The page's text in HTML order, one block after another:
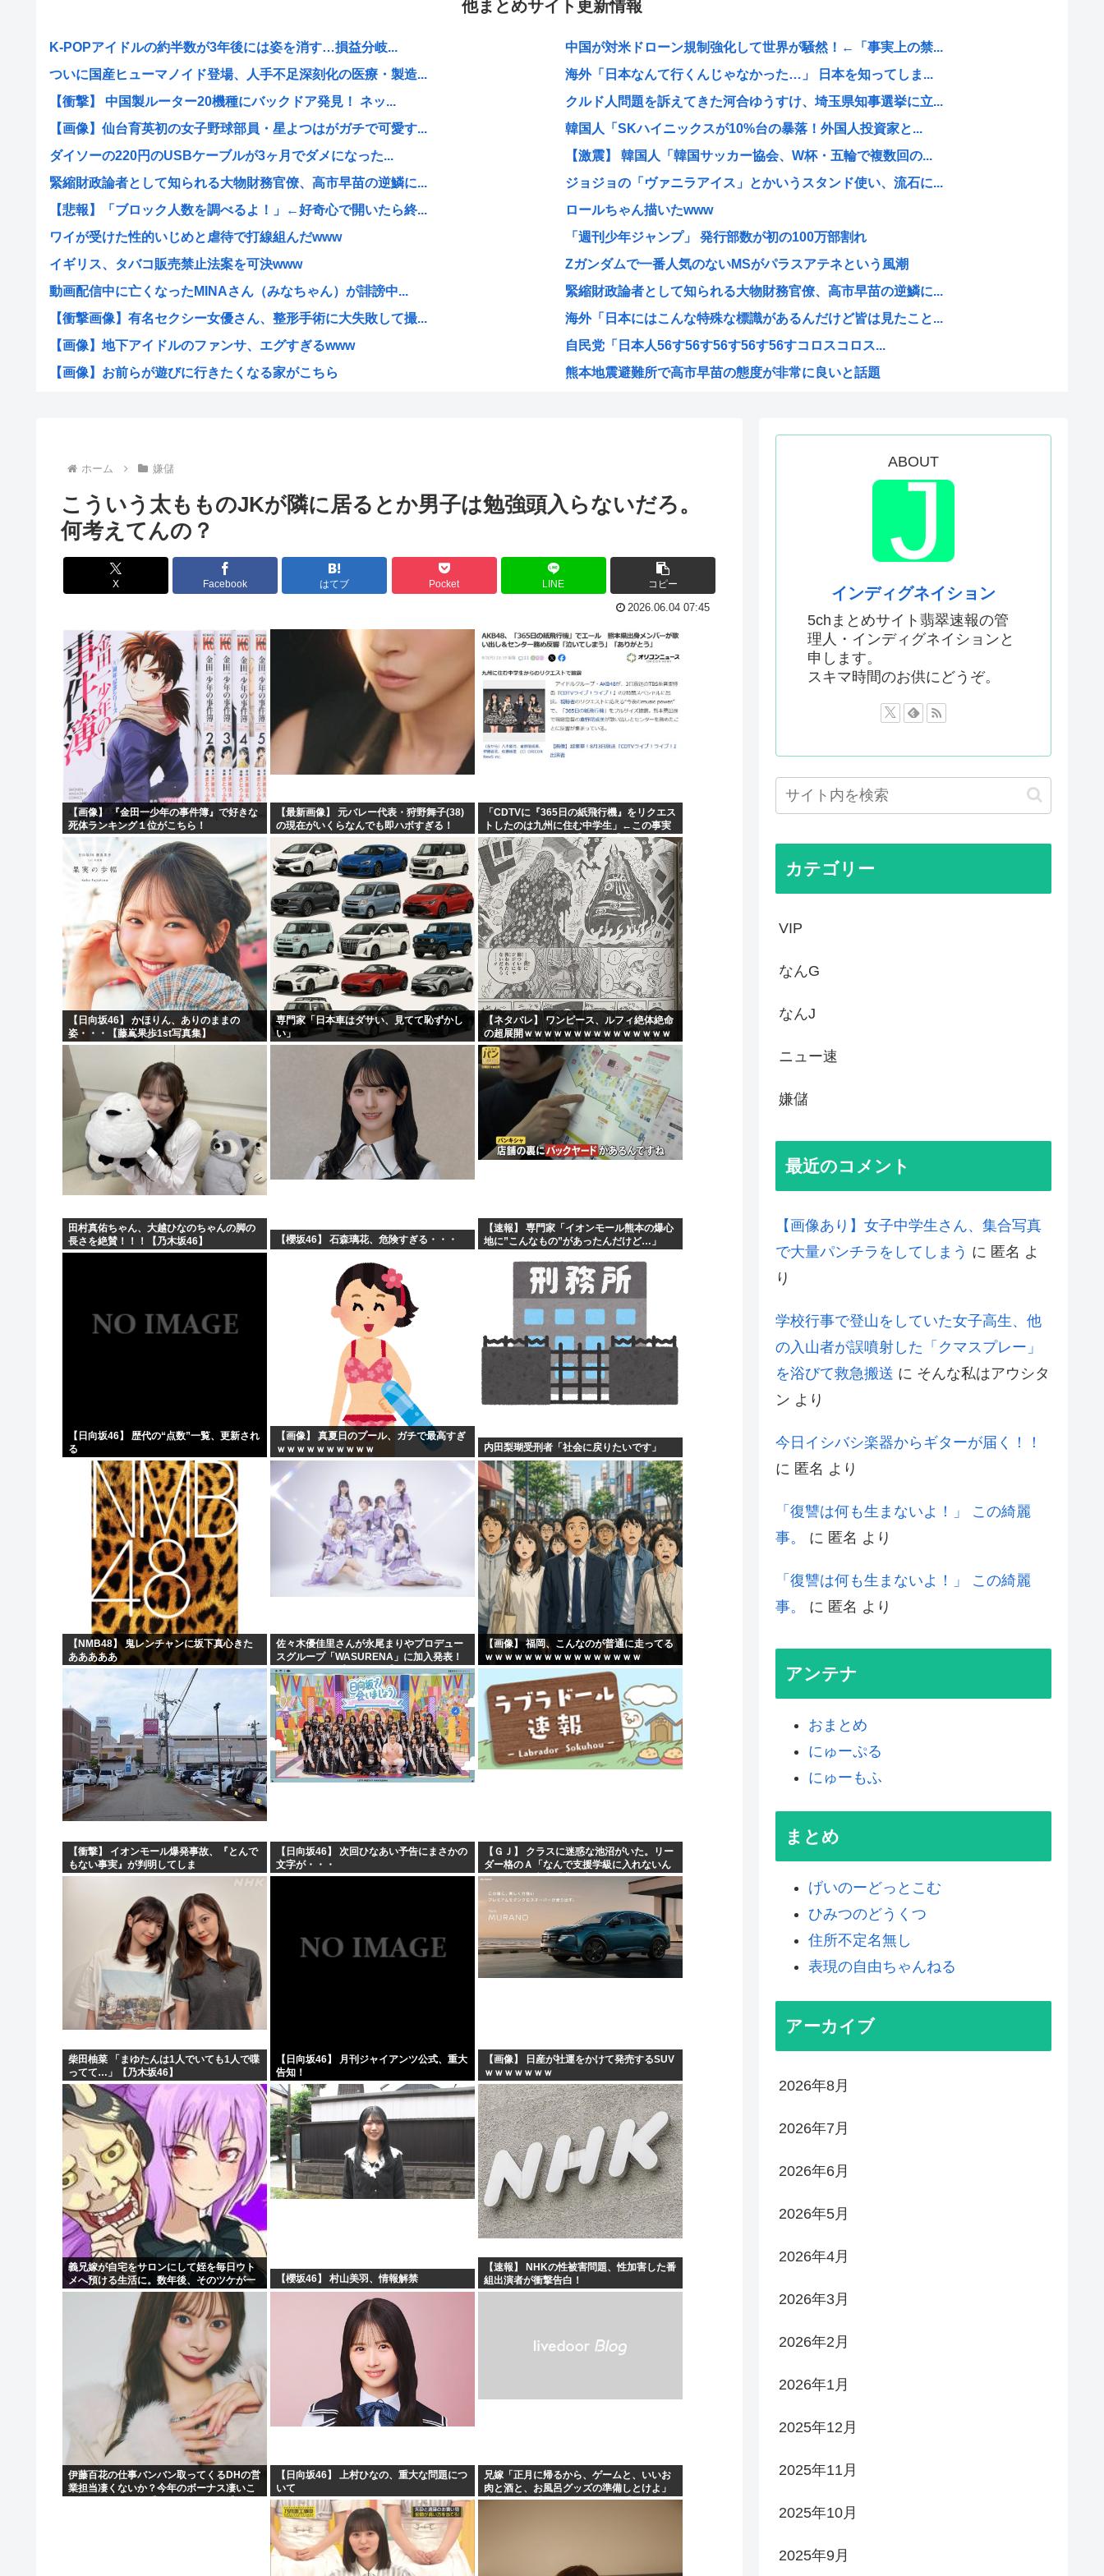
他まとめサイト更新情報
K-POPアイドルの約半数が3年後には姿を消す…損益分岐...
ついに国産ヒューマノイド登場、人手不足深刻化の医療・製造...
【衝撃】 中国製ルーター20機種にバックドア発見！ ネッ...
【画像】仙台育英初の女子野球部員・星よつはがガチで可愛す...
ダイソーの220円のUSBケーブルが3ヶ月でダメになった...
緊縮財政論者として知られる大物財務官僚、高市早苗の逆鱗に...
【悲報】「ブロック人数を調べるよ！」←好奇心で開いたら終...
ワイが受けた性的いじめと虐待で打線組んだwww
イギリス、タバコ販売禁止法案を可決www
動画配信中に亡くなったMINAさん（みなちゃん）が誹謗中...
【衝撃画像】有名セクシー女優さん、整形手術に大失敗して撮...
【画像】地下アイドルのファンサ、エグすぎるwww
【画像】お前らが遊びに行きたくなる家がこちら
高市早苗「消費税減税の財源は今から考える」
【戦後最長】日本、なんと74ヶ月連続で景気回復していた‥...
【画像】わんぱく日焼け女子中学生さん、発育が良すぎて「女...
【衝撃】ワイ「豆腐、150g×2丁で250円か…高いけど...
例の自殺配信、ウッキウキでXに拡散されまくるwww
【正論】今の20代「タモリっておもしろくないじゃん。笑っ...
【速報】全国の女子高生、お前らに苦言www
【画像あり】女子、整形に成功「この形の鼻が全女子の理想だ...
【衝撃】兵庫県斎藤知事、海外事業所を全て廃止へ「公務員が...
【悲報】上司さんからタコ殴りにされて被害届出したんやけど...
【驚愕】いまだに続いていると聞いてビビる漫画「ながされて...
【悲報】名探偵プリキュアさん、前作から売上を10億円も落...
中国が対米ドローン規制強化して世界が騒然！←「事実上の禁...
海外「日本なんて行くんじゃなかった…」 日本を知ってしま...
クルド人問題を訴えてきた河合ゆうすけ、埼玉県知事選挙に立...
韓国人「SKハイニックスが10%台の暴落！外国人投資家と...
【激震】 韓国人「韓国サッカー協会、W杯・五輪で複数回の...
ジョジョの「ヴァニラアイス」とかいうスタンド使い、流石に...
ロールちゃん描いたwww
「週刊少年ジャンプ」 発行部数が初の100万部割れ
Zガンダムで一番人気のないMSがパラスアテネという風潮
緊縮財政論者として知られる大物財務官僚、高市早苗の逆鱗に...
海外「日本にはこんな特殊な標識があるんだけど皆は見たこと...
自民党「日本人56す56す56す56す56すコロスコロス...
熊本地震避難所で高市早苗の態度が非常に良いと話題
中国大使館に侵入した自衛官（24）、動機を告白「中国の強...
海外「ディズニーがゴミのようだ！」日本がアニメ化した米人...
今期アニメの評価、ついに固まる
韓国人「韓国サッカー協会W杯予選で外国人審判に性接待した...
「味方のふりをしてたが、実は敵のスパイだったキャラ」 何...
みいちゃん作者、お気持ち表明ツイートから1週間沈黙www
高市総書記に逆らった財務官僚、左遷されるwww
ヒロアカ見たらまじで好きになったんやが
【画像】カノカリ女、とんでもないエ口グッズにされてしまい...
韓国人「日本には韓国みたいなドラッグストアがないので韓国...
宮崎駿「声優は娼婦のような声」←これ正論すぎるよな
なんかおもろい漫画ない?
バンダイナムコ決算、プリキュアが前年比大幅減少
ホーム 嫌儲
こういう太もものJKが隣に居るとか男子は勉強頭入らないだろ。
何考えてんの？
X Facebook はてブ Pocket LINE コピー
2026.06.04 07:45
【画像】 『金田一少年の事件簿』で好きな
死体ランキング１位がこちら！
【最新画像】 元バレー代表・狩野舞子(38)
の現在がいくらなんでも即ハボすぎる！
「CDTVに『365日の紙飛行機』をリクエス
トしたのは九州に住む中学生」←この事実
って結構デカいよな【AKB48】
【日向坂46】 かほりん、ありのままの
姿・・・【藤嶌果歩1st写真集】
専門家「日本車はダサい、見てて恥ずかし
い」
【ネタバレ】 ワンピース、ルフィ絶体絶命
の超展開ｗｗｗｗｗｗｗｗｗｗｗｗｗｗｗ
ｗｗｗｗｗｗｗｗｗｗｗｗｗｗｗｗｗｗｗ
ｗｗｗｗｗｗｗｗｗｗｗ...
田村真佑ちゃん、大越ひなのちゃんの脚の
長さを絶賛！！！【乃木坂46】
【櫻坂46】 石森璃花、危険すぎる・・・
【速報】 専門家「イオンモール熊本の爆心
地に”こんなもの”があったんだけど…」
【日向坂46】 歴代の“点数”一覧、更新され
る
【画像】 真夏日のプール、ガチで最高すぎ
ｗｗｗｗｗｗｗｗｗｗ
内田梨瑚受刑者「社会に戻りたいです」
【NMB48】 鬼レンチャンに坂下真心きた
あああああ
佐々木優佳里さんが永尾まりやプロデュー
スグループ「WASURENA」に加入発表！
現在のグループと兼任へ【元AKB48ゆかる
ん・まりやぎ】
【画像】 福岡、こんなのが普通に走ってる
ｗｗｗｗｗｗｗｗｗｗｗｗｗｗｗｗ
【衝撃】 イオンモール爆発事故、『とんで
もない事実』が判明してしま
う・・・・・・
【日向坂46】 次回ひなあい予告にまさかの
文字が・・・
【ＧＪ】 クラスに迷惑な池沼がいた。リー
ダー格のＡ「なんで支援学級に入れないん
ですか？」先生「背の高い低いと同じで、
これも個性なの！差別は...
柴田柚菜 「まゆたんは1人でいても1人で喋
ってて…」【乃木坂46】
【日向坂46】 月刊ジャイアンツ公式、重大
告知！
【画像】 日産が社運をかけて発売するSUV
ｗｗｗｗｗｗｗ
義兄嫁が自宅をサロンにして姪を毎日ウト
メへ預ける生活に。数年後、そのツケが一
気に回ってきて…
【櫻坂46】 村山美羽、情報解禁
【速報】 NHKの性被害問題、性加害した番
組出演者が衝撃告白！
伊藤百花の仕事バンバン取ってくるDHの営
業担当凄くないか？今年のボーナス凄いこ
【日向坂46】 上村ひなの、重大な問題につ
いて
兄嫁「正月に帰るから、ゲームと、いいお
肉と酒と、お風呂グッズの準備しとけよ」
寝起きの私「知るかボケ」兄嫁「キィィィ
ABOUT
インディグネイション
5chまとめサイト翡翠速報の管
理人・インディグネイションと
申します。
スキマ時間のお供にどうぞ。
カテゴリー
VIP
なんG
なんJ
ニュー速
嫌儲
最近のコメント
【画像あり】女子中学生さん、集合写真
で大量パンチラをしてしまう に 匿名 よ
り
学校行事で登山をしていた女子高生、他
の入山者が誤噴射した「クマスプレー」
を浴びて救急搬送 に そんな私はアウシタ
ン より
今日イシバシ楽器からギターが届く！！
に 匿名 より
「復讐は何も生まないよ！」 この綺麗
事。
に 匿名 より
「復讐は何も生まないよ！」 この綺麗
事。
に 匿名 より
アンテナ
おまとめ
にゅーぷる
にゅーもふ
まとめ
げいのーどっとこむ
ひみつのどうくつ
住所不定名無し
表現の自由ちゃんねる
アーカイブ
2026年8月
2026年7月
2026年6月
2026年5月
2026年4月
2026年3月
2026年2月
2026年1月
2025年12月
2025年11月
2025年10月
2025年9月